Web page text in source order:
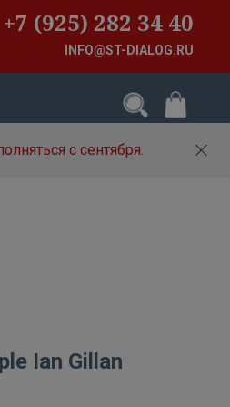
+7 (925) 282 34 40
INFO@ST-DIALOG.RU
с сентября.
Ian Gillan